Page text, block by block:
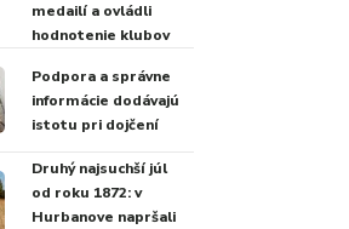
medailí a ovládli
hodnotenie klubov
Podpora a správne
informácie dodávajú
istotu pri dojčení
Druhý najsuchší júl
od roku 1872: v
Hurbanove napršali